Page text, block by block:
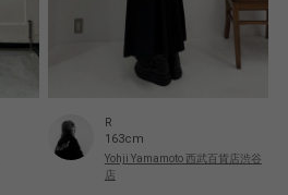
R
163cm
Yohji Yamamoto 西武百貨店渋谷
店